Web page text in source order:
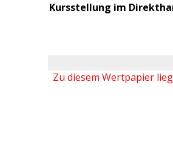
Kursstellung im
Zu diesem Wertpapier